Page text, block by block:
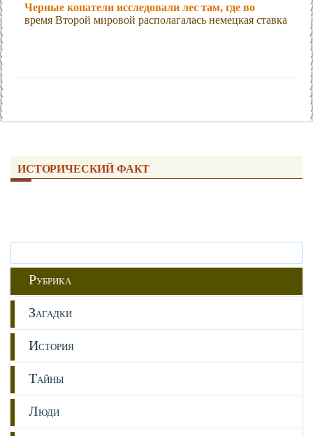
Черные копатели исследовали лес там, где во
время Второй мировой располагалась немецкая ставка
ИСТОРИЧЕСКИЙ ФАКТ
РУБРИКА
ЗАГАДКИ
ИСТОРИЯ
ТАЙНЫ
ЛЮДИ